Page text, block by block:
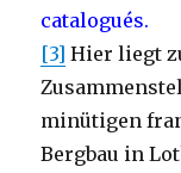
catalogués.
[3] Hier liegt
minütigen
Bergbau in